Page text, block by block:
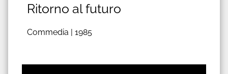
Ritorno al futuro
Commedia | 1985